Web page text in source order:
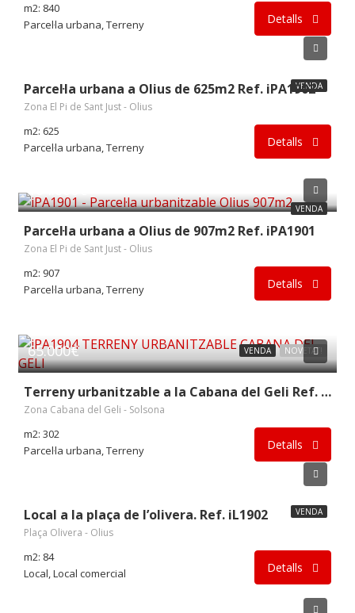
m2: 840
Parcel·la urbana, Terreny
Detalls
VENDA
Parcel·la urbana a Olius de 625m2 Ref. iPA1902
Zona El Pi de Sant Just - Olius
m2: 625
Parcel·la urbana, Terreny
Detalls
VENDA
104.000€
Parcel·la urbana a Olius de 907m2 Ref. iPA1901
Zona El Pi de Sant Just - Olius
m2: 907
Parcel·la urbana, Terreny
Detalls
VENDA NOVETAT!
65.000€
Terreny urbanitzable a la Cabana del Geli Ref. iPA1904
Zona Cabana del Geli - Solsona
m2: 302
Parcel·la urbana, Terreny
Detalls
VENDA
Local a la plaça de l’olivera. Ref. iL1902
Plaça Olivera - Olius
m2: 84
Local, Local comercial
Detalls